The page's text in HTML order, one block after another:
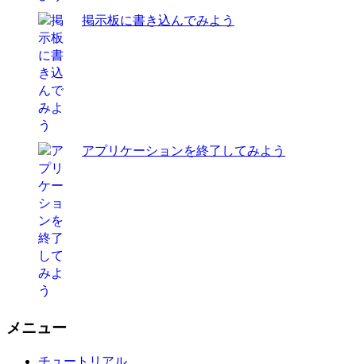
掲示板に書き込んでみよう
アプリケーションを終了してみよう
メニュー